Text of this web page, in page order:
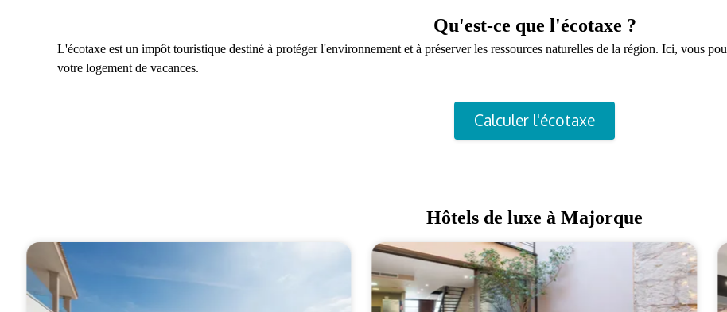
Qu'est-ce que l'écotaxe ?
L'écotaxe est un impôt touristique destiné à protéger l'environnement et à préserver les ressources naturelles de la région. Ici, vous
votre logement de vacances.
Calculer l'écotaxe
Hôtels de luxe à Majorque